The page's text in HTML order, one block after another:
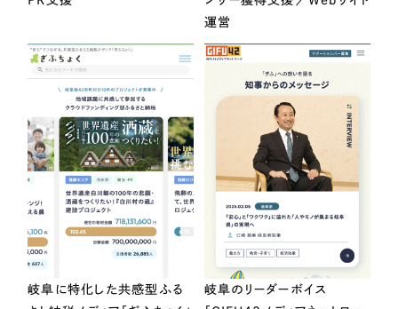
運営
岐阜に特化した共感型ふる
岐阜のリーダーボイス